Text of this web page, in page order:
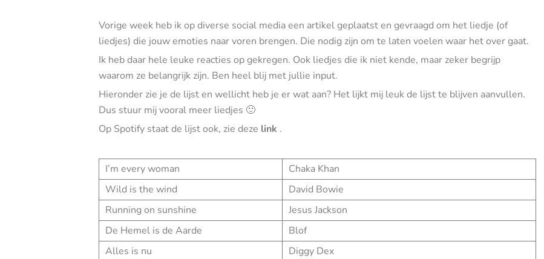
Vorige week heb ik op diverse social media een artikel geplaatst en gevraagd om het liedje (of
liedjes) die jouw emoties naar voren brengen. Die nodig zijn om te laten voelen waar het over gaat.
Ik heb daar hele leuke reacties op gekregen. Ook liedjes die ik niet kende, maar zeker begrijp
waarom ze belangrijk zijn. Ben heel blij met jullie input.
Hieronder zie je de lijst en wellicht heb je er wat aan? Het lijkt mij leuk de lijst te blijven aanvullen.
Dus stuur mij vooral meer liedjes 🙂
Op Spotify staat de lijst ook, zie deze link .
I’m every woman
Chaka Khan
Wild is the wind
David Bowie
Running on sunshine
Jesus Jackson
De Hemel is de Aarde
Blof
Alles is nu
Diggy Dex